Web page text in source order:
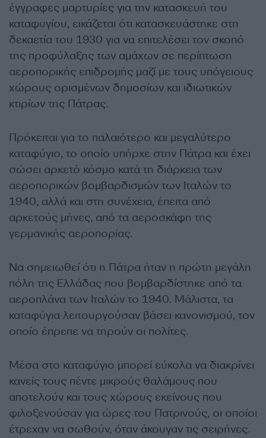
έγγραφες μαρτυρίες για την κατασκευή του
καταφυγίου, εικάζεται ότι κατασκευάστηκε στη
δεκαετία του 1930 για να επιτελέσει τον σκοπό
της προφύλαξης των αμάχων σε περίπτωση
αεροπορικής επιδρομής μαζί με τους υπόγειους
χώρους ορισμένων δημοσίων και ιδιωτικών
κτιρίων της Πάτρας.
Πρόκειται για το παλαιότερο και μεγαλύτερο
καταφύγιο, το οποίο υπήρχε στην Πάτρα και έχει
σώσει αρκετό κόσμο κατά τη διάρκεια των
αεροπορικών βομβαρδισμών των Ιταλών το
1940, αλλά και στη συνέχεια, έπειτα από
αρκετούς μήνες, από τα αεροσκάφη της
γερμανικής αεροπορίας.
Να σημειωθεί ότι η Πάτρα ήταν η πρώτη μεγάλη
πόλη της Ελλάδας που βομβαρδίστηκε από τα
αεροπλάνα των Ιταλών το 1940. Μάλιστα, τα
καταφύγια λειτουργούσαν βάσει κανονισμού, τον
οποίο έπρεπε να τηρούν οι πολίτες.
Μέσα στο καταφύγιο μπορεί εύκολα να διακρίνει
κανείς τους πέντε μικρούς θαλάμους που
αποτελούν και τους χώρους εκείνους που
φιλοξενούσαν για ώρες του Πατρινούς, οι οποίοι
έτρεχαν να σωθούν, όταν άκουγαν τις σειρήνες.